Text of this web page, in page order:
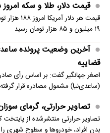
قیمت دلار، طلا و سکه امروز شنبه ۱۷
۱۹ میلیون و ۸۵ هزار تومان رسید
آخرین وضعیت پرونده
قضاییه
اصغر جهانگیر گفت: بر اساس رأی
(ساعدی‌نیا) مشمول مصادره قرار
تصاویر حرارتی، گرمای
تصاویر حرارتی منتشرشده از
بدن افراد، خودروها و سطوح شهری